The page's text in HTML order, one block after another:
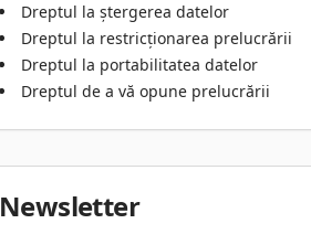
Dreptul la ștergerea datelor
Dreptul la restricționarea prelucrării
Dreptul la portabilitatea datelor
Dreptul de a vă opune prelucrării
Newsletter